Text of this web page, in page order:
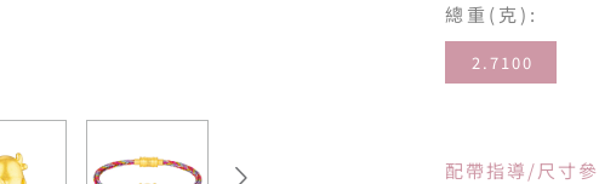
總重(克):
2.7100
配帶指導/尺寸